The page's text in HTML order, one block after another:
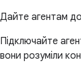
Дайте агентам
Підключайте
вони розуміли